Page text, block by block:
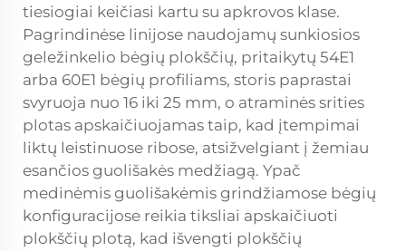
tiesiogiai keičiasi kartu su apkrovos klase.
Pagrindinėse linijose naudojamų sunkiosios
geležinkelio bėgių plokščių, pritaikytų 54E1
arba 60E1 bėgių profiliams, storis paprastai
svyruoja nuo 16 iki 25 mm, o atraminės srities
plotas apskaičiuojamas taip, kad įtempimai
liktų leistinuose ribose, atsižvelgiant į žemiau
esančios guolišakės medžiagą. Ypač
medinėmis guolišakėmis grindžiamose bėgių
konfiguracijose reikia tiksliai apskaičiuoti
plokščių plotą, kad išvengti plokščių